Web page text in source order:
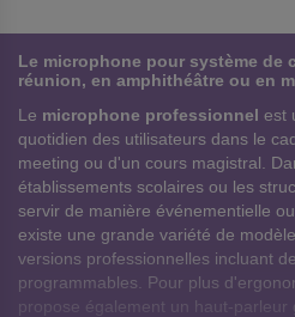
Le microphone pour système de
réunion, en amphithéâtre ou en
Le microphone professionnel est
quotidien des utilisateurs dans le
meeting ou d'un cours magistral.
établissements scolaires ou les
servir de manière événementielle
existe une grande variété de
versions professionnelles incluant
programmables. Pour plus
propose également un haut-parleur